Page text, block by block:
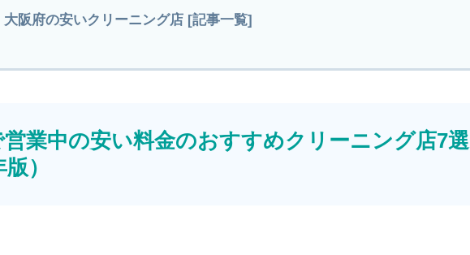
大阪府の安いクリーニング店 [記事一覧]
営業中の安い料金のおすすめクリーニング店7選
）